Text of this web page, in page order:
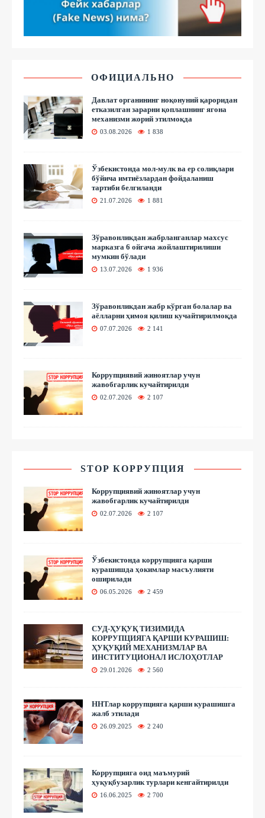
ОФИЦИАЛЬНО
Давлат органининг ноқонуний қароридан
етказилган зарарни қоплашнинг ягона
механизми жорий этилмоқда
03.08.2026 1 838
Ўзбекистонда мол-мулк ва ер солиқлари
бўйича имтиёзлардан фойдаланиш
тартиби белгиланди
21.07.2026 1 881
Зўравонликдан жабрланганлар махсус
марказга 6 ойгача жойлаштирилиши
мумкин бўлади
13.07.2026 1 936
Зўравонликдан жабр кўрган болалар ва
аёлларни ҳимоя қилиш кучайтирилмоқда
07.07.2026 2 141
Коррупциявий жиноятлар учун
жавобгарлик кучайтирилди
02.07.2026 2 107
STOP КОРРУПЦИЯ
Коррупциявий жиноятлар учун
жавобгарлик кучайтирилди
02.07.2026 2 107
Ўзбекистонда коррупцияга қарши
курашишда ҳокимлар масъулияти
оширилади
06.05.2026 2 459
СУД-ҲУҚУҚ ТИЗИМИДА
КОРРУПЦИЯГА ҚАРШИ КУРАШИШ:
ҲУҚУҚИЙ МЕХАНИЗМЛАР ВА
ИНСТИТУЦИОНАЛ ИСЛОҲОТЛАР
29.01.2026 2 560
ННТлар коррупцияга қарши курашишга
жалб этилади
26.09.2025 2 240
Коррупцияга оид маъмурий
ҳуқуқбузарлик турлари кенгайтирилди
16.06.2025 2 700